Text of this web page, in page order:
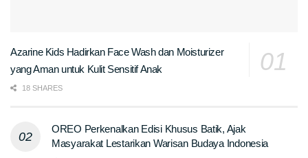
Azarine Kids Hadirkan Face Wash dan Moisturizer
yang Aman untuk Kulit Sensitif Anak
18 SHARES
OREO Perkenalkan Edisi Khusus Batik, Ajak
Masyarakat Lestarikan Warisan Budaya Indonesia